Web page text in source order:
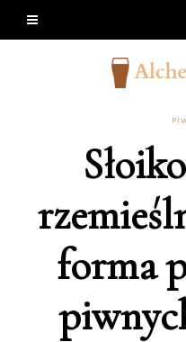
forma